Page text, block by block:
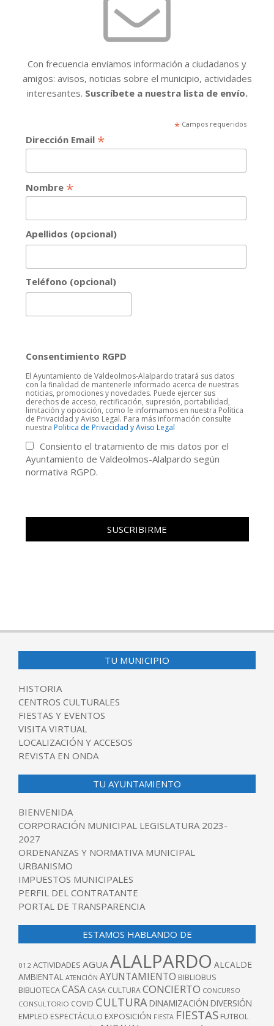
Con frecuencia enviamos información a ciudadanos y
amigos: avisos, noticias sobre el municipio, actividades
interesantes. Suscríbete a nuestra lista de envío.
*Campos requeridos
Dirección Email *
Nombre *
Apellidos (opcional)
Teléfono (opcional)
Consentimiento RGPD
El Ayuntamiento de Valdeolmos-Alalpardo tratará sus datos
con la finalidad de mantenerle informado acerca de nuestras
noticias, promociones y novedades. Puede ejercer sus
derechos de acceso, rectificación, supresión, portabilidad,
limitación y oposición, como le informamos en nuestra Política
de Privacidad y Aviso Legal. Para más información consulte
nuestra Politica de Privacidad y Aviso Legal
Consiento el tratamiento de mis datos por el
Ayuntamiento de Valdeolmos-Alalpardo según
normativa RGPD.
TU MUNICIPIO
HISTORIA
CENTROS CULTURALES
FIESTAS Y EVENTOS
VISITA VIRTUAL
LOCALIZACIÓN Y ACCESOS
REVISTA EN ONDA
TU AYUNTAMIENTO
BIENVENIDA
CORPORACIÓN MUNICIPAL LEGISLATURA 2023-
2027
ORDENANZAS Y NORMATIVA MUNICIPAL
URBANISMO
IMPUESTOS MUNICIPALES
PERFIL DEL CONTRATANTE
PORTAL DE TRANSPARENCIA
ESTAMOS HABLANDO DE
012 ACTIVIDADES AGUAALALPARDO ALCALDE
AMBIENTAL ATENCIÓN AYUNTAMIENTO BIBLIOBUS
BIBLIOTECACASA CASA CULTURACONCIERTO CONCURSO
CONSULTORIO COVID CULTURA DINAMIZACIÓN DIVERSIÓN
EMPLEO ESPECTÁCULO EXPOSICIÓN FIESTA FIESTAS FUTBOL